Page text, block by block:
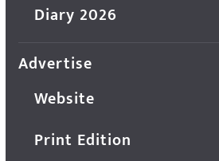
Diary 2026
Advertise
Website
Print Edition